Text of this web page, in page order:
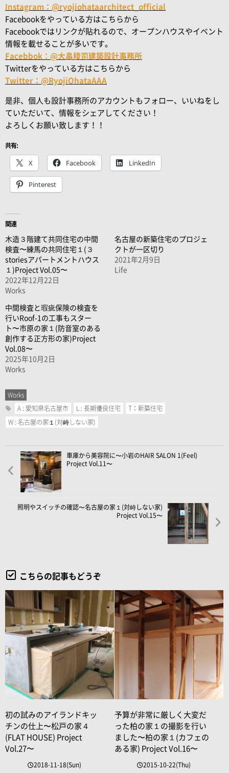
Instagram：@ryojiohataarchitect_official
Facebookをやっている方はこちらから
Facebookではリンクが貼れるので、オープンハウスやイベント
情報を載せることが多いです。
Facebbok：@大畠稜司建築設計事務所
Twitterをやっている方はこちらから
Twitter：@RyojiOhataAAA
是非、個人も設計事務所のアカウントもフォロー、いいねをし
ていただいて、情報をシェアしてください！
よろしくお願い致します！！
共有:
X Facebook LinkedIn
Pinterest
関連
木造３階建て共同住宅の中間
検査〜練馬の共同住宅１(３
storiesアパートメントハウス
１)Project Vol.05〜
2022年12月22日
Works
名古屋の新築住宅のプロジェ
クトが一区切り
2021年2月9日
Life
中間検査と瑕疵保険の検査を
行いRoof-1の工事もスター
ト〜市原の家１(防音室のある
創作する正方形の家)Project
Vol.08〜
2025年10月2日
Works
Works
A : 愛知県名古屋市 L : 長期優良住宅 T：新築住宅
W : 名古屋の家１(対峙しない家)
車庫から美容院に〜小岩のHAIR SALON 1(Feel)
Project Vol.11〜
照明やスイッチの確認〜名古屋の家１(対峙しない家)
Project Vol.15〜
こちらの記事もどうぞ
初の試みのアイランドキッ
チンの仕上〜松戸の家４
(FLAT HOUSE) Project
Vol.27〜
2018-11-18(Sun)
予算が非常に厳しく大変だ
った柏の家１の撮影を行い
ました〜柏の家１(カフェの
ある家) Project Vol.16〜
2015-10-22(Thu)